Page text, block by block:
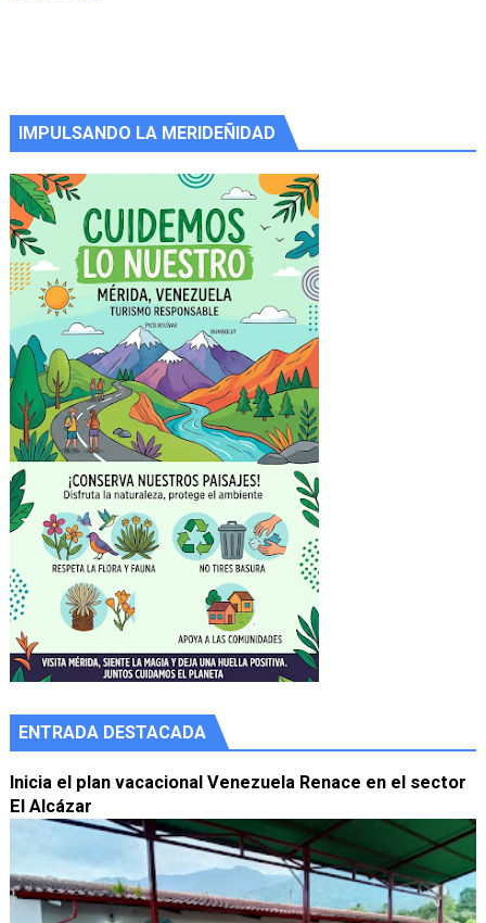
IMPULSANDO LA MERIDEÑIDAD
ENTRADA DESTACADA
Inicia el plan vacacional Venezuela Renace en el sector
El Alcázar